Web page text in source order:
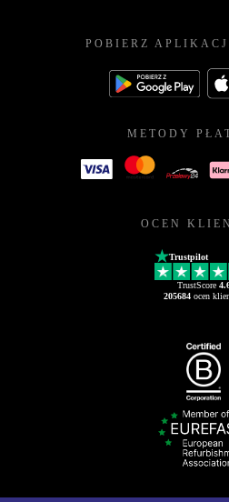
POBIERZ
METODY
OCEN
Trustpilot
TrustScore
205684ocen